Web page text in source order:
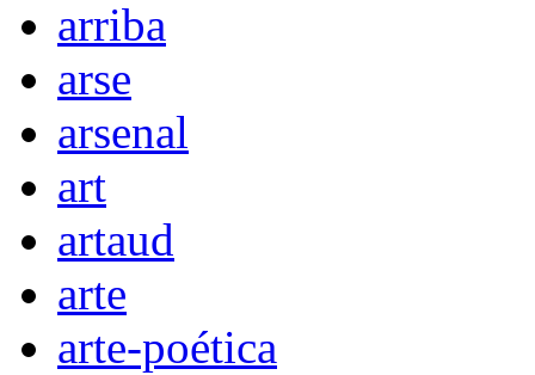
arriba
arse
arsenal
art
artaud
arte
arte-poética